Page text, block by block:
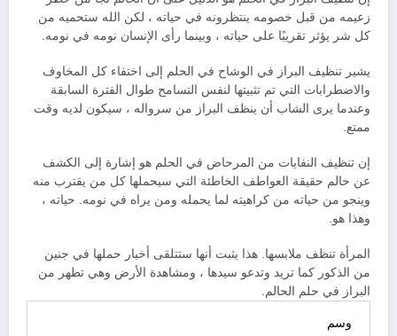
زعيمه من قبل خصومه ينتظرونه في حياته ، لكن الله ستحميه من
كل شر يؤثر تقريبًا على حياته ، وبينما رأى الإنسان نومه في نومه.
يشير تنظيف البراز في الوشاح في الحلم إلى اختفاء كل المخاوف
والاضطرابات التي تم تثبيتها لنفس التسامح طوال الفترة السابقة
وعندما يرى الشاب أن ينظف البراز من سرواله ، سيكون لديه وقت
ممتع.
إن تنظيف النفايات من المرحاض في الحلم هو إشارة إلى الكشف
عن حالم حقيقة العواطف الخاطئة التي سيحملها كل من يقترب منه
وينجو من حياته من كراهيته لما يحمله ومن يراه في نومه. حياته ،
وهذا هو.
المرأة تنظف ملابسها. هذا يثبت أنها ستتلقى أخبار حملها في جنين
من الذكور كما تريد وتدعو سيدها ، ومشاهدة الأرض وهي تطهر من
البراز في حلم الحالم.
وسم